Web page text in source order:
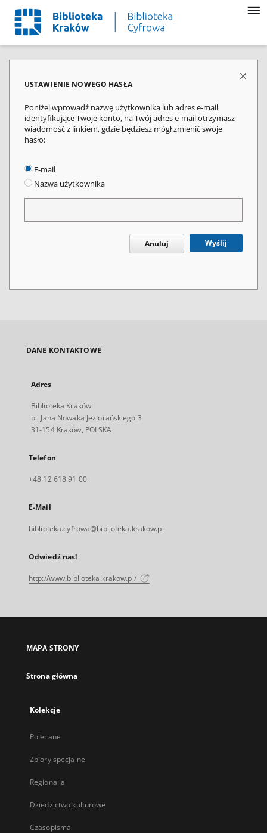
USTAWIENIE NOWEGO HASŁA
Poniżej wprowadź nazwę użytkownika lub adres e-mail
identyfikujące Twoje konto, na Twój adres e-mail otrzymasz
wiadomość z linkiem, gdzie będziesz mógł zmienić swoje
hasło:
E-mail
Nazwa użytkownika
Anuluj Wyślij
DANE KONTAKTOWE
Adres
Biblioteka Kraków
pl. Jana Nowaka Jeziorańskiego 3
31-154 Kraków, POLSKA
Telefon
+48 12 618 91 00
E-Mail
biblioteka.cyfrowa@biblioteka.krakow.pl
Odwiedź nas!
http://www.biblioteka.krakow.pl/
MAPA STRONY
Strona główna
Kolekcje
Polecane
Zbiory specjalne
Regionalia
Dziedzictwo kulturowe
Czasopisma